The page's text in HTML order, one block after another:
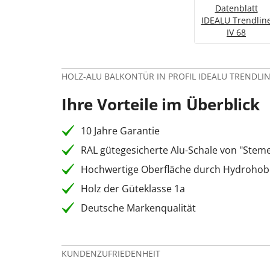
Datenblatt
IDEALU
IV 68
HOLZ-ALU BALKONTÜR IN PROFIL IDEALU
Ihre Vorteile im Überblick
10 Jahre Garantie
RAL gütegesicherte Alu-Schale von
Hochwertige Oberfläche durch
Holz der Güteklasse 1a
Deutsche Markenqualität
KUNDENZUFRIEDENHEIT